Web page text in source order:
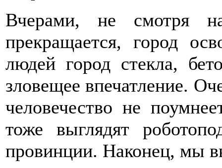
Вчерами, не смотря
прекращается, город
людей город стекла,
зловещее впечатление.
человечество не
тоже выглядят
провинции. Наконец, мы